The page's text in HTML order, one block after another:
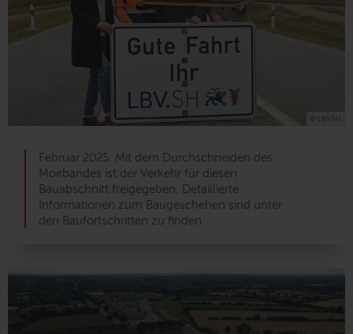
© LBV.SH
Februar 2025: Mit dem Durchschneiden des
Moirbandes ist der Verkehr für diesen
Bauabschnitt freigegeben. Detaillierte
Informationen zum Baugeschehen sind unter
den Baufortschritten zu finden.